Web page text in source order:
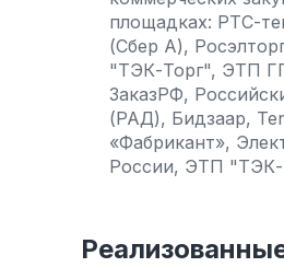
площадках: РТС-
(Сбер А),
"ТЭК-Торг", ЭТП
ЗаказРФ,
(РАД), Бидзаар,
«Фабрикант»,
России, ЭТП "ТЭК-